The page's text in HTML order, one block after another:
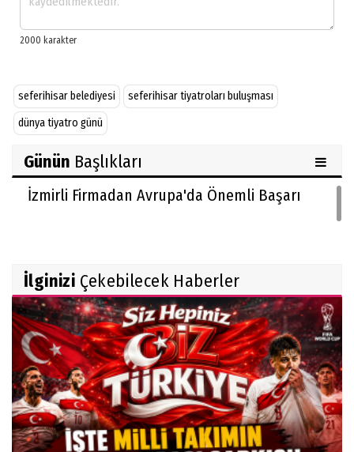
seferihisar belediyesi
seferihisar tiyatroları buluşması
dünya tiyatro günü
Günün Başlıkları
İzmirli Firmadan Avrupa'da Önemli Başarı
İlginizi Çekebilecek Haberler